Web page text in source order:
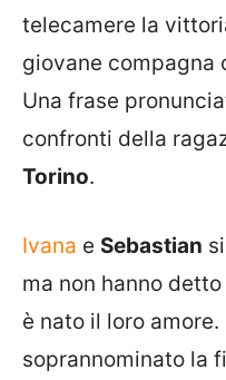
telecamere la
giovane compagna
Una frase
confronti della
Torino.
Ivana e Sebastian
ma non hanno
è nato il loro
soprannominato la